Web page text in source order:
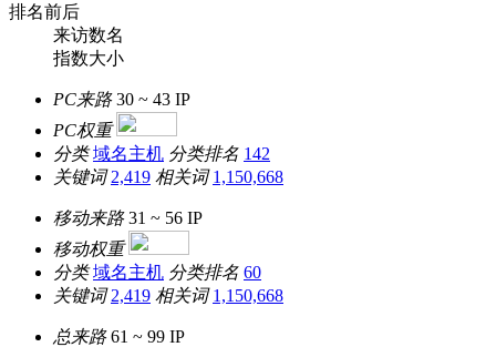
排名前后
来访数名
指数大小
PC来路 30 ~ 43 IP
PC权重
分类 域名主机 分类排名 142
关键词 2,419 相关词 1,150,668
移动来路 31 ~ 56 IP
移动权重
分类 域名主机 分类排名 60
关键词 2,419 相关词 1,150,668
总来路 61 ~ 99 IP